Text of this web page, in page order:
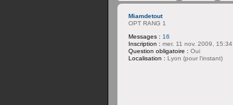
Miamdetout
OPT RANG 1
Messages : 16
Inscription : mer. 11 nov. 2009, 15:34
Question obligatoire : Oui
Localisation : Lyon (pour l'instant)